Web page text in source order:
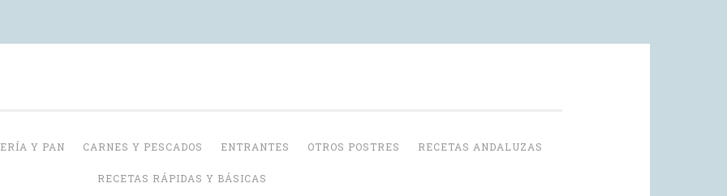
Y PAN CARNES Y PESCADOS ENTRANTES OTROS POSTRES RECETAS ANDALUZAS
RECETAS RÁPIDAS Y BÁSICAS